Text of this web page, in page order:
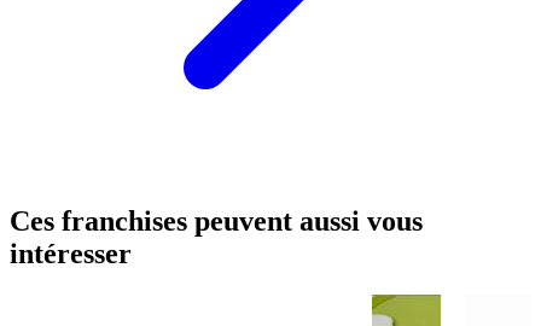
Ces franchises peuvent aussi vous
intéresser